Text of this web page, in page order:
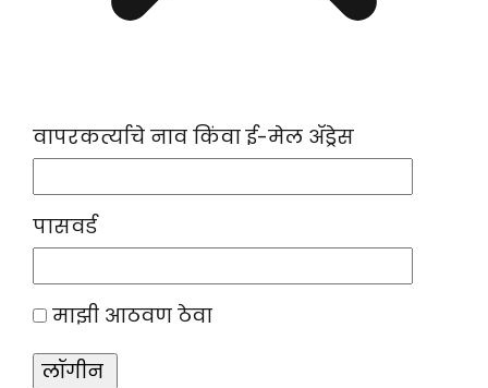
वापरकर्त्याचे नाव किंवा ई-मेल ॲड्रेस
पासवर्ड
माझी आठवण ठेवा